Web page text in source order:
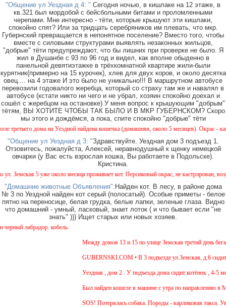
"Общение ул Уездная д 4: " Сегодня ночью, в кишлаке на 12 этаже, в
кв.321 был мордобой с бейсбольными битами и проломленными
черепами. Мне интересно - тёти, которые крышуют эти кишлаки,
спокойно спят? Или за тридцать серебряников им плевать, что мкр.
Губернский превращается в непонятное поселение? Вместо того, чтобы
вместе с силовыми структурами выявлять незаконных жильцов,
"добрые" тёти предупреждают, что бы лишних при проверке не было. Я
жил в Душанбе с 93 по 96 год и видел, как вполне обыденно в
панельной девятиэтажке в трёхкомнатной квартире жили-были
курятник(примерно на 15 курочек), хлев для двух коров, и около десятка
овец.... на 4 этаже И это было не уникально!!! В маршрутном автобусе
перевозили годовалого жеребца, который со страху там же и навалял в
автобусе (кстати никто ни чего и не убрал, хозяин спокойно доехал и
сошёл с жеребцом на остановке) У меня вопрос к крышующим "добрым"
тётям, ВЫ ХОТИТЕ ЧТОБЫ ТАК БЫЛО И В МКР ГУБЕРНСКОМ? Скоро
мы этого и дождёмся, а пока, спите спокойно "добрые" тёти
дома на Уездной найдена кошечка (домашняя, около 5 месяцев). Окрас -
"Общение ул Уездная д 3: "Здравствуйте. Уездная дом 3 подъезд 1.
Отзовитесь, пожалуйста, Алексей, неравнодушный к щенку немецкой
овчарки (у Вас есть взрослая кошка, Вы работаете в Подольске).
Кристина.
5 уже около месяца проживает кот. Персиковый окрас, не кастрирован,
"Домашние животные Объявления":Найден кот. В лесу, в районе дома
№ 3 по Уездной найден кот серый (полосатый). Особые приметы - белое
пятно на переносице, белая грудка, белые лапки, зеленые глаза. Видно
что домашний - умный, ласковый, знает лоток ( и что бывает если "не
знать" ))) Ищет старых или новых хозяев.
лабрадор. кобель.
Между домов 13 и 15 по улице Земская третий день
GUBERNSKI.COM • В 3 подъезде ул.Земская, д.6
Уездная , дом 2 . У подъезда дома сидит котёнок , 4-5
Был найден кошеле в машине с утра по направлению в
SOS! Потерялась собака. Породы - карликовая такса.